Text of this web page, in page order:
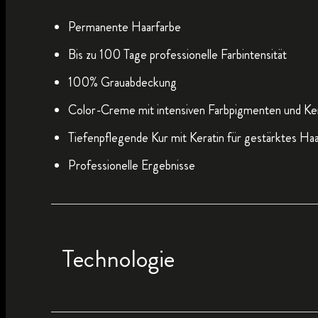
Permanente Haarfarbe
Bis zu 100 Tage professionelle Farbintensität
100% Grauabdeckung
Color-Creme mit intensiven Farbpigmenten und
Tiefenpflegende Kur mit Keratin für gestärktes
Professionelle Ergebnisse
Technologie